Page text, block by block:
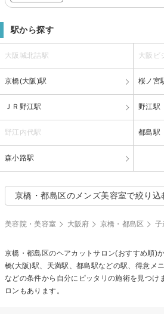
駅から探す
大阪城北詰駅 大阪ビ
京橋(大阪)駅 桜ノ宮
ＪＲ野江駅 野江駅
野江内代駅 都島駅
森小路駅
京橋・都島区のメンズ美容室で絞り込
美容院・美容室 大阪府 京橋・都島区 子
京橋・都島区のヘアカットサロン(おすすめ順)
橋(大阪)駅、天満駅、都島駅などの駅、得意メ
などの条件から自分にピッタリの施術を見つけ
ロンもあります。